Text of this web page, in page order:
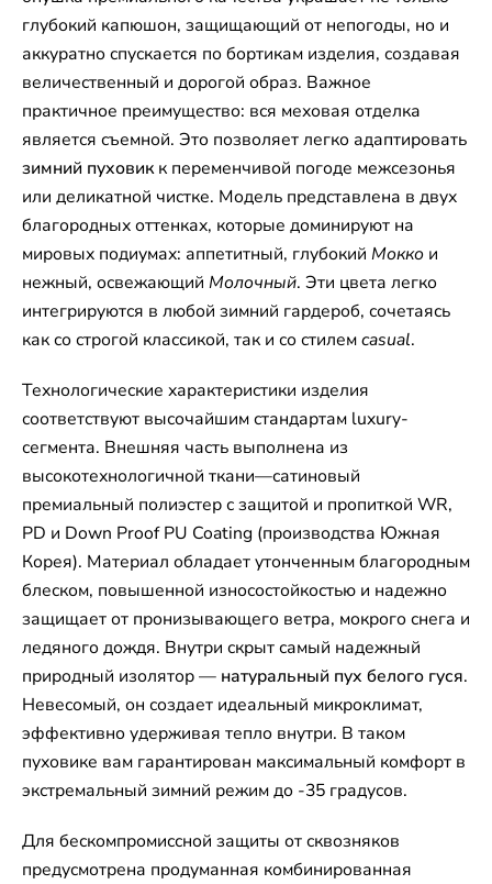
глубокий капюшон, защищающий от непогоды, но и
аккуратно спускается по бортикам изделия, создавая
величественный и дорогой образ. Важное
практичное преимущество: вся меховая отделка
является съемной. Это позволяет легко адаптировать
зимний пуховикк переменчивой погоде межсезонья
или деликатной чистке. Модель представлена в двух
благородных оттенках, которые доминируют на
мировых подиумах: аппетитный, глубокий Мокко и
нежный, освежающий Молочный. Эти цвета легко
интегрируются в любой зимний гардероб, сочетаясь
как со строгой классикой, так и со стилемcasual.
Технологические характеристики изделия
соответствуют высочайшим стандартам luxury-
сегмента. Внешняя часть выполнена из
высокотехнологичной ткани—сатиновый
премиальный полиэстер с защитой и пропиткой WR,
PD и Down Proof PU Coating (производства Южная
Корея). Материал обладает утонченным благородным
блеском, повышенной износостойкостью и надежно
защищает от пронизывающего ветра, мокрого снега и
ледяного дождя. Внутри скрыт самый надежный
природный изолятор — натуральный пух белого гуся.
Невесомый, он создает идеальный микроклимат,
эффективно удерживая тепло внутри. В таком
пуховике вам гарантирован максимальный комфорт в
экстремальный зимний режим до -35 градусов.
Для бескомпромиссной защиты от сквозняков
предусмотрена продуманная комбинированная